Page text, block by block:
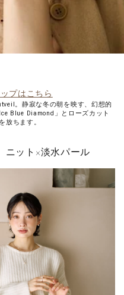
プはこちら
。静寂な冬の朝を映す、幻想的
Blue Diamond」とローズカット
放ちます。
ニット×淡水パール